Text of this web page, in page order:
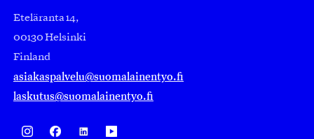
Eteläranta 14,
00130 Helsinki
Finland
asiakaspalvelu@suomalainentyo.fi
laskutus@suomalainentyo.fi